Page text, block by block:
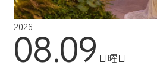
2026
08.09 日曜日